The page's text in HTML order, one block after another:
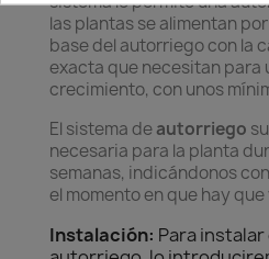
las plantas se alimentan
base del autorriego con la
exacta que necesitan para
crecimiento, con unos
El sistema deautorriego
necesaria para la planta
semanas, indicándonos
el momento en que hay
Instalación: Para